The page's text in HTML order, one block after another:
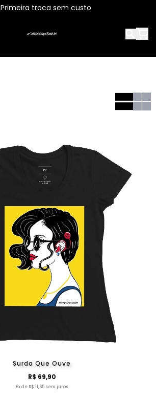
Primeira troca sem custo
Surda Que Ouve
R$ 69,90
6x de R$ 11,65 sem juros